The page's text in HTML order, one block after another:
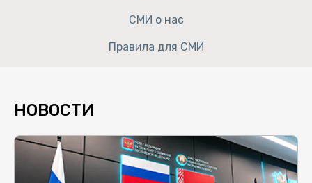
СМИ о нас
Правила для СМИ
НОВОСТИ